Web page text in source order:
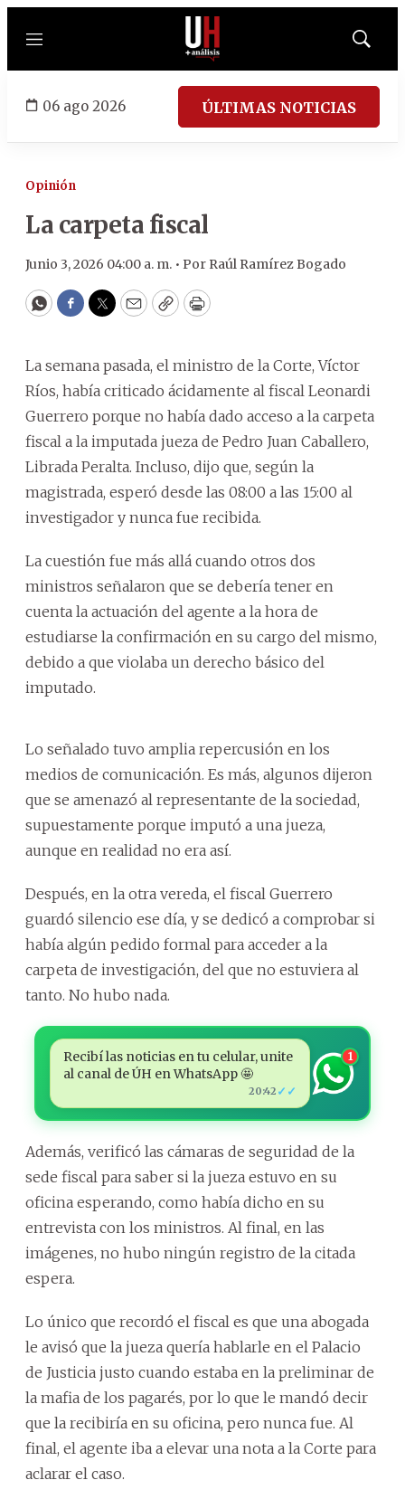
Menú
Mostrar
06 ago 2026 ÚLTIMAS NOTICIAS
Opinión
La carpeta fiscal
Junio 3, 2026 04:00 a. m. • Por Raúl Ramírez Bogado
WhatsApp
Facebook
Twitter
EmailCopyPrint
La semana pasada, el ministro de la Corte, Víctor
Ríos, había criticado ácidamente al fiscal Leonardi
Guerrero porque no había dado acceso a la carpeta
fiscal a la imputada jueza de Pedro Juan Caballero,
Librada Peralta. Incluso, dijo que, según la
magistrada, esperó desde las 08:00 a las 15:00 al
investigador y nunca fue recibida.
La cuestión fue más allá cuando otros dos
ministros señalaron que se debería tener en
cuenta la actuación del agente a la hora de
estudiarse la confirmación en su cargo del mismo,
debido a que violaba un derecho básico del
imputado.
Lo señalado tuvo amplia repercusión en los
medios de comunicación. Es más, algunos dijeron
que se amenazó al representante de la sociedad,
supuestamente porque imputó a una jueza,
aunque en realidad no era así.
Después, en la otra vereda, el fiscal Guerrero
guardó silencio ese día, y se dedicó a comprobar si
había algún pedido formal para acceder a la
carpeta de investigación, del que no estuviera al
tanto. No hubo nada.
Recibí las noticias en tu celular, unite
al canal de ÚH en WhatsApp 🤩
20:42 ✓✓
1
Además, verificó las cámaras de seguridad de la
sede fiscal para saber si la jueza estuvo en su
oficina esperando, como había dicho en su
entrevista con los ministros. Al final, en las
imágenes, no hubo ningún registro de la citada
espera.
Lo único que recordó el fiscal es que una abogada
le avisó que la jueza quería hablarle en el Palacio
de Justicia justo cuando estaba en la preliminar de
la mafia de los pagarés, por lo que le mandó decir
que la recibiría en su oficina, pero nunca fue. Al
final, el agente iba a elevar una nota a la Corte para
aclarar el caso.